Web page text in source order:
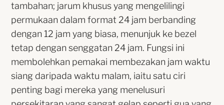
tambahan; jarum khusus yang mengelilingi
permukaan dalam format 24 jam berbanding
dengan 12 jam yang biasa, menunjuk ke bezel
tetap dengan senggatan 24 jam. Fungsi ini
membolehkan pemakai membezakan jam waktu
siang daripada waktu malam, iaitu satu ciri
penting bagi mereka yang menelusuri